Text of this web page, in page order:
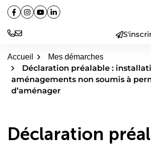
Aller
au
contenu
Facebook
(ouverture dans un nouvel onglet)
Instagram
(ouverture dans un nouvel onglet)
YouTube
(ouverture dans un nouvel onglet)
Linkedin
(ouverture dans un nouvel
Accueil Mes démarches
Déclaration préalable :
aménagements non soumis à
d’aménager
Déclaration